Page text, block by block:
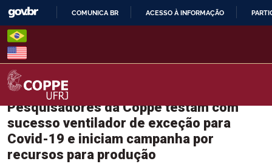
Skip
content
O
COMUNICA BR ACESSO À INFORMAÇÃO
COPPE – UFRJ
Pesquisadores da Coppe testam com
sucesso ventilador de exceção para
Covid-19 e iniciam campanha por
recursos para produção